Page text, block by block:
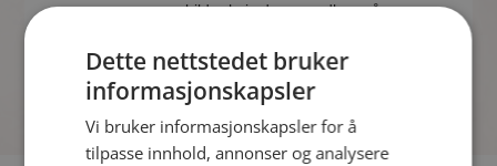
bilder hvis du er medlem på
Dette nettstedet bruker
informasjonskapsler
Vi bruker informasjonskapsler for å
tilpasse innhold, annonser og analysere